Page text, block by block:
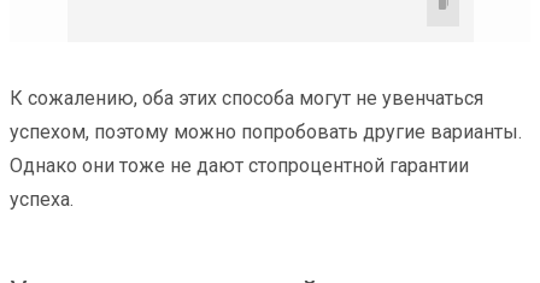
К сожалению, оба этих способа могут не увенчаться
успехом, поэтому можно попробовать другие варианты.
Однако они тоже не дают стопроцентной гарантии
успеха.